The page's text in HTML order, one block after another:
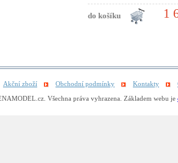
1
Akční zboží Obchodní podmínky Kontakty
Všechna práva vyhrazena. Základem webu je